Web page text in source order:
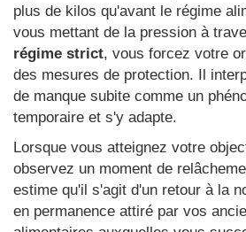
plus de kilos qu'avant le régime
vous mettant de la pression à
régime strict, vous forcez votre
des mesures de protection. Il
de manque subite comme un
temporaire et s'y adapte.
Lorsque vous atteignez votre
observez un moment de
estime qu'il s'agit d'un retour à la
en permanence attiré par vos